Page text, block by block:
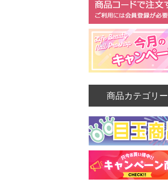
商品カテゴリー